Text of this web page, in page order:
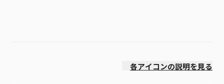
各アイコンの説明を見る